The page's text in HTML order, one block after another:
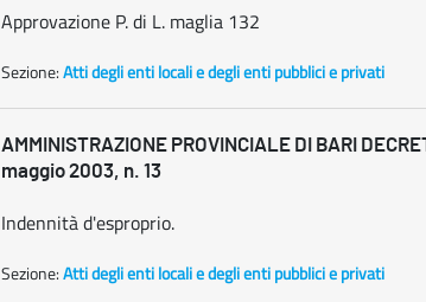
Approvazione P. di L. maglia 132
Sezione:Atti degli enti locali e degli enti pubblici e privati
AMMINISTRAZIONE PROVINCIALE DI BARI
maggio 2003, n. 13
Indennità d'esproprio.
Sezione:Atti degli enti locali e degli enti pubblici e privati